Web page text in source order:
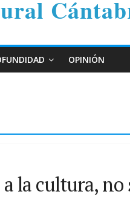
OPINIÓN
la cultura, no